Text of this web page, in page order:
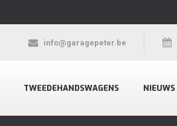
TWEEDEHANDSWAGENS NIEUWS
info@garagepeter.be